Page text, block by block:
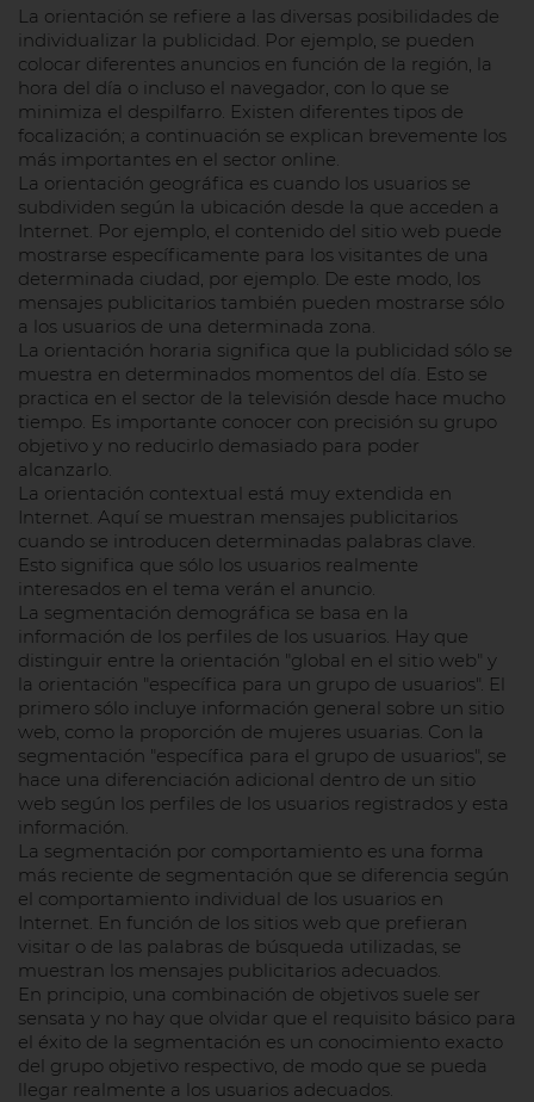
La orientación se refiere a las diversas posibilidades de
individualizar la publicidad. Por ejemplo, se pueden
colocar diferentes anuncios en función de la región, la
hora del día o incluso el navegador, con lo que se
minimiza el despilfarro. Existen diferentes tipos de
focalización; a continuación se explican brevemente los
más importantes en el sector online.
La orientación geográfica es cuando los usuarios se
subdividen según la ubicación desde la que acceden a
Internet. Por ejemplo, el contenido del sitio web puede
mostrarse específicamente para los visitantes de una
determinada ciudad, por ejemplo. De este modo, los
mensajes publicitarios también pueden mostrarse sólo
a los usuarios de una determinada zona.
La orientación horaria significa que la publicidad sólo se
muestra en determinados momentos del día. Esto se
practica en el sector de la televisión desde hace mucho
tiempo. Es importante conocer con precisión su grupo
objetivo y no reducirlo demasiado para poder
alcanzarlo.
La orientación contextual está muy extendida en
Internet. Aquí se muestran mensajes publicitarios
cuando se introducen determinadas palabras clave.
Esto significa que sólo los usuarios realmente
interesados en el tema verán el anuncio.
La segmentación demográfica se basa en la
información de los perfiles de los usuarios. Hay que
distinguir entre la orientación "global en el sitio web" y
la orientación "específica para un grupo de usuarios". El
primero sólo incluye información general sobre un sitio
web, como la proporción de mujeres usuarias. Con la
segmentación "específica para el grupo de usuarios", se
hace una diferenciación adicional dentro de un sitio
web según los perfiles de los usuarios registrados y esta
información.
La segmentación por comportamiento es una forma
más reciente de segmentación que se diferencia según
el comportamiento individual de los usuarios en
Internet. En función de los sitios web que prefieran
visitar o de las palabras de búsqueda utilizadas, se
muestran los mensajes publicitarios adecuados.
En principio, una combinación de objetivos suele ser
sensata y no hay que olvidar que el requisito básico para
el éxito de la segmentación es un conocimiento exacto
del grupo objetivo respectivo, de modo que se pueda
llegar realmente a los usuarios adecuados.